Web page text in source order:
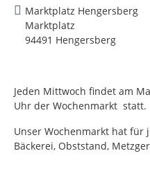
Marktplatz Hengersberg
Marktplatz
94491 Hengersberg
Jeden Mittwoch findet am
Uhr der Wochenmarkt statt.
Unser Wochenmarkt hat für
Bäckerei, Obststand,